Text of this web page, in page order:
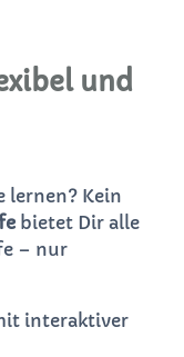
und
lernen? Kein
bietet Dir alle
– nur
interaktiver